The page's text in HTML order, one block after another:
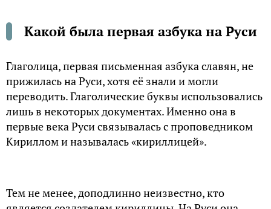
Какой была первая азбука на Руси
Глаголица, первая письменная азбука славян, не
прижилась на Руси, хотя её знали и могли
переводить. Глаголические буквы использовались
лишь в некоторых документах. Именно она в
первые века Руси связывалась с проповедником
Кириллом и называлась «кириллицей».
Тем не менее, доподлинно неизвестно, кто